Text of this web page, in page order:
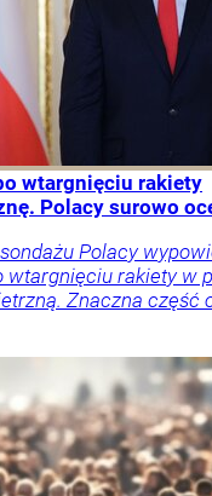
wtargnięciu rakiety
Polacy surowo
Polacy
wtargnięciu rakiety w
Znaczna część